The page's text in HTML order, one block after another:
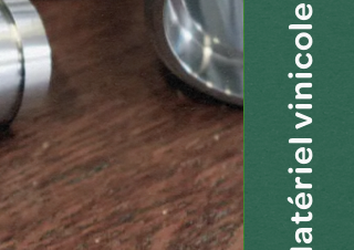
Matériel vinicole